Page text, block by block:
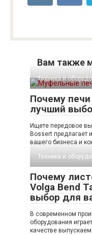
Вам также
Техника и
Почему
лучший
Ищете передовое
Bossert предлагает
вашего бизнеса и
Техника и
Почему
Volga Bend
выбор для
В современном
оборудования
качестве